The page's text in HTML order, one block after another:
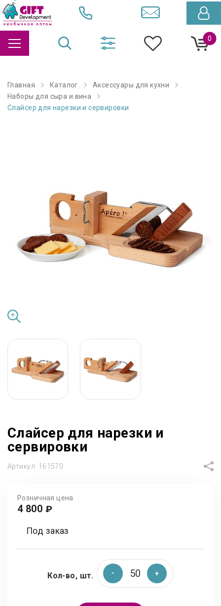
0
Главная Каталог
Аксессуары для кухни
Наборы для сыра и вина
Слайсер для нарезки и сервировки
Слайсер для нарезки и
сервировки
Артикул: 161570
Розничная цена
4 800 ₽
Под заказ
Кол-во, шт.